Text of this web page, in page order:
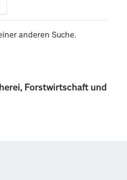
Forstwirtschaft und
anderen Suche.